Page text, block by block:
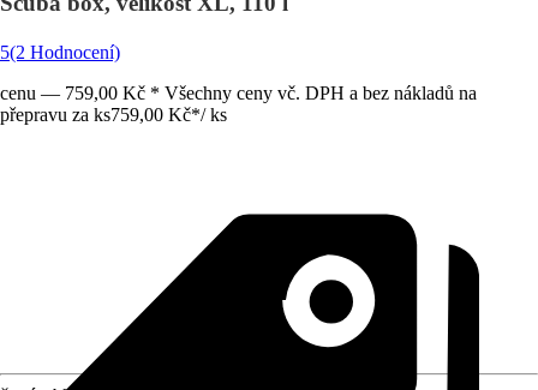
5(2 Hodnocení)
cenu — 759,00 Kč * Všechny ceny vč. DPH a bez nákladů na
přepravu za ks759,00 Kč*/ ks